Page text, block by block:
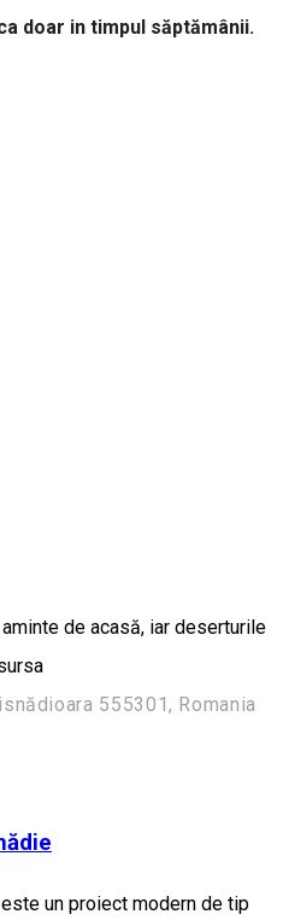
doar in timpul săptămânii.
de acasă, iar deserturile
555301, Romania
un proiect modern de tip